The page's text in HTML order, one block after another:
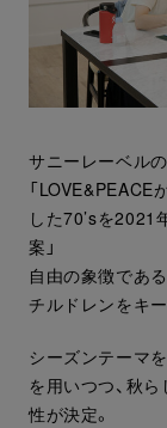
サニーレーベル
「LOVE&PEACE
した70’sを2021
案」
自由の象徴であ
チルドレンをキ
シーズンテーマ
を用いつつ、秋
性が決定。